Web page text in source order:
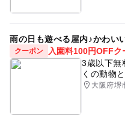
雨の日も遊べる屋内♪かわい
クーポン
入園料100円OFFク
3歳以下無
くの動物
大阪府堺